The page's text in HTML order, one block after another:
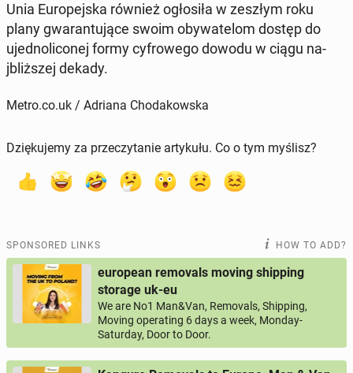
Unia Eu­rope­js­ka również ogłosiła w zeszłym roku
plany gwaran­tu­jące swoim oby­wa­telom dostęp do
ujed­no­li­conej formy cyfrowego dowodu w ciągu na­
jbliższej dekady.
Metro.co.uk / Adriana Chodakowska
Dziękujemy za przeczytanie artykułu. Co o tym myślisz?
SPONSORED LINKS HOW TO ADD?
european removals moving shipping
storage uk-eu
We are No1 Man&Van, Removals, Shipping,
Moving operating 6 days a week, Monday-
Saturday, Door to Door.